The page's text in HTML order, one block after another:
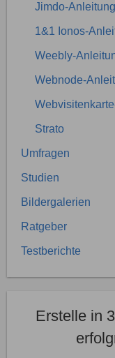
Jimdo-
1&1 Ionos-
Weebly-
Webnode-
Strato
Umfragen
Studien
Bildergalerien
Ratgeber
Testberichte
Erstelle in